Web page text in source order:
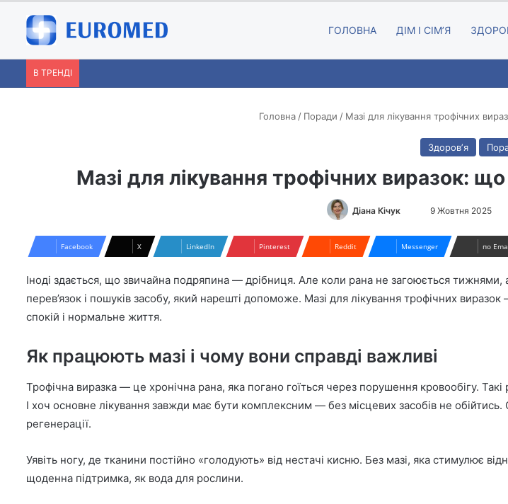
ГОЛОВНА ДІМ І СІМʼЯ
В ТРЕНДІ
Головна / Поради / Мазі для лікування трофічних
Здоровʼя
Мазі для лікування трофічних виразок:
Діана Кічук
n
a
n
i
9 Жовтня 2025
Facebook X LinkedIn Pinterest Reddit Messenger по
Іноді здається, що звичайна подряпина — дрібниця. Але коли рана не загоюється тижнями,
перев’язок і пошуків засобу, який нарешті допоможе. Мазі для лікування трофічних
спокій і нормальне життя.
Як працюють мазі і чому вони справді важливі
Трофічна виразка — це хронічна рана, яка погано гоїться через порушення кровообігу.
І хоч основне лікування завжди має бути комплексним — без місцевих засобів не
регенерації.
Уявіть ногу, де тканини постійно «голодують» від нестачі кисню. Без мазі, яка стимулює
щоденна підтримка, як вода для рослини.